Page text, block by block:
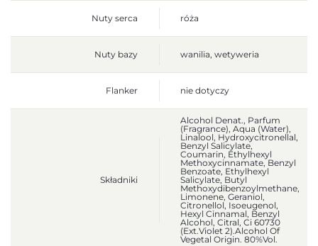
Nuty serca róża
Nuty bazy wanilia, wetyweria
Flanker nie dotyczy
Składniki
Alcohol Denat., Parfum
(Fragrance), Aqua (Water),
Linalool, Hydroxycitronellal,
Benzyl Salicylate,
Coumarin, Ethylhexyl
Methoxycinnamate, Benzyl
Benzoate, Ethylhexyl
Salicylate, Butyl
Methoxydibenzoylmethane,
Limonene, Geraniol,
Citronellol, Isoeugenol,
Hexyl Cinnamal, Benzyl
Alcohol, Citral, Ci 60730
(Ext.Violet 2).Alcohol Of
Vegetal Origin. 80%Vol.